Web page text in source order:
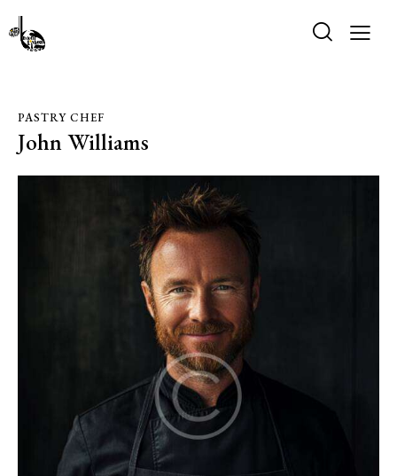
PASTRY CHEF
John Williams